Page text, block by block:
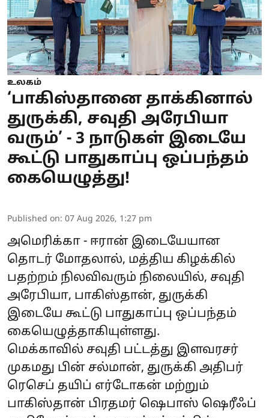
உலகம்
‘பாகிஸ்தானை தாக்கினால்
துருக்கி, சவுதி அரேபியா
வரும்’ - 3 நாடுகள் இடையே
கூட்டு பாதுகாப்பு ஒப்பந்தம்
கையெழுத்து!
Published on: 07 Aug 2026, 1:27 pm
அமெரிக்கா - ஈரான் இடையேயான
தொடர் மோதலால், மத்திய கிழக்கில்
பதற்றம் நிலவிவரும் நிலையில், சவுதி
அரேபியா, பாகிஸ்தான், துருக்கி
இடையே கூட்டு பாதுகாப்பு ஒப்பந்தம்
கையெழுத்தாகியுள்ளது.
மெக்காவில் சவுதி பட்டத்து இளவரசர்
முகமது பின் சல்மான், துருக்கி அதிபர்
ரெசெப் தயிப் எர்டோகன் மற்றும்
பாகிஸ்தான் பிரதமர் ஷெபாஸ் ஷெரீஃப்